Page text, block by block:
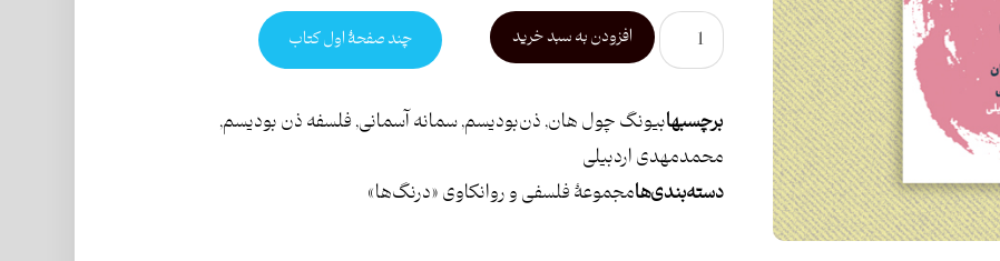
افزودن به سبد خرید چند صفحۀ اول کتاب
برچسبهابیونگ چول هان,ذن‌بودیسم,سمانه آسمانی,فلسفه ذن بودیسم,
محمدمهدی اردبیلی
دسته بندی هامجموعۀ فلسفی و روانکاوی «درنگ‌ها»